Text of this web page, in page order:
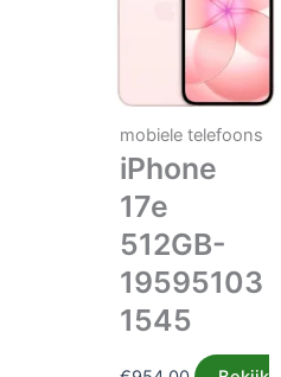
mobiele telefoons
iPhone
17e
512GB-
19595103
1545